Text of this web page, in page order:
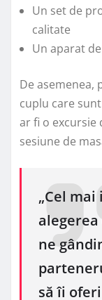
Un set de
calitate
Un aparat
De asemenea,
cuplu care
ar fi o excursie
sesiune de
„Cel
ne
să îi